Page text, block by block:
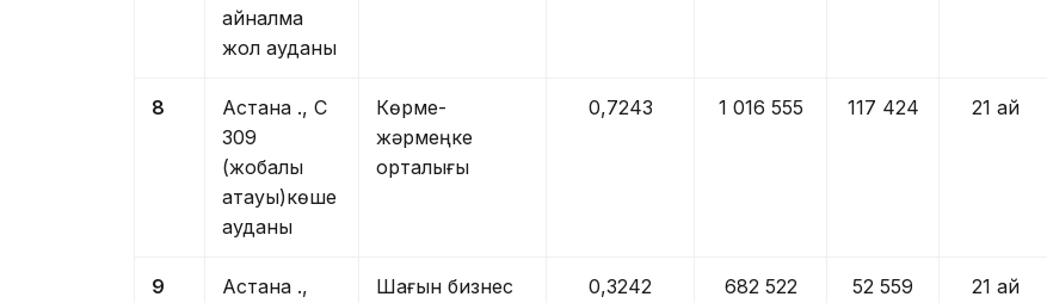
айналма
жол ауданы
8
Астана қ., С
309
(жобалық
атауы)көше
ауданы
Көрме-
жәрмеңке
орталығы
0,7243 1 016 555 117 424 21 ай
9
Астана қ.,
Шағын бизнес
0,3242 682 522 52 559 21 ай